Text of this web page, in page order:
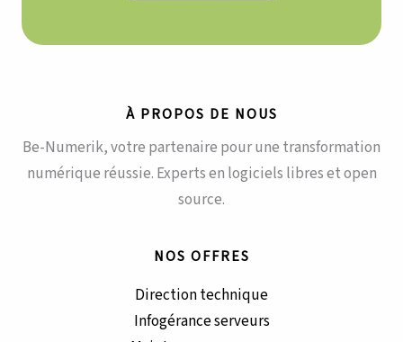
À PROPOS DE NOUS
Be-Numerik, votre partenaire pour une transformation
numérique réussie. Experts en logiciels libres et open
source.
NOS OFFRES
Direction technique
Infogérance serveurs